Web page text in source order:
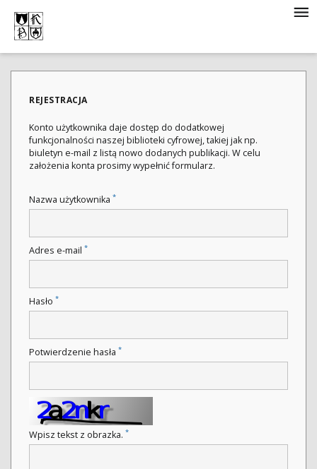
REJESTRACJA
Konto użytkownika daje dostęp do dodatkowej
funkcjonalności naszej biblioteki cyfrowej, takiej jak np.
biuletyn e-mail z listą nowo dodanych publikacji. W celu
założenia konta prosimy wypełnić formularz.
Nazwa użytkownika *
Adres e-mail *
Hasło *
Potwierdzenie hasła *
Wpisz tekst z obrazka. *